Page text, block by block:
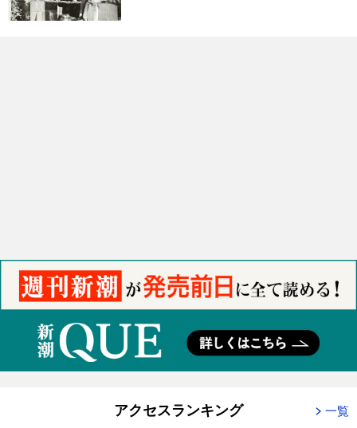
アクセスランキング 一覧